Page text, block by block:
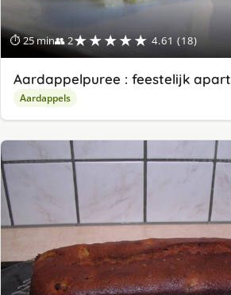
⏱ 25 min👥 2★★★★★ 4.61 (18)
Aardappelpuree : feestelijk apart
Aardappels